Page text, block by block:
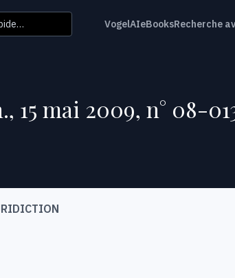
VogelAIeBooksRecherche
15 mai 2009, n° 08-